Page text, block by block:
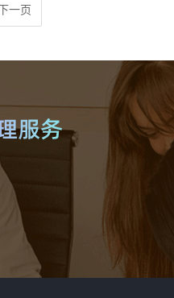
一页